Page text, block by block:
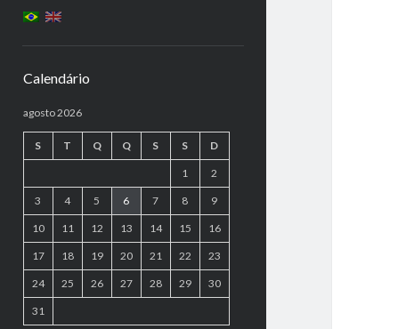
Lateral
Calendário
agosto 2026
S T Q Q S S D
1 2
3 4 5 6 7 8 9
10 11 12 13 14 15 16
17 18 19 20 21 22 23
24 25 26 27 28 29 30
31